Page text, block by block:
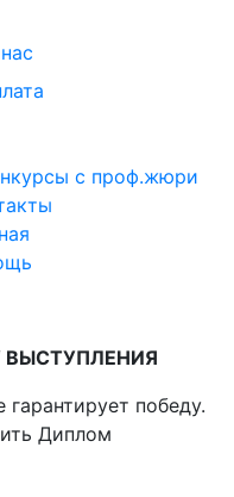
с проф.жюри
гарантирует победу.
Диплом